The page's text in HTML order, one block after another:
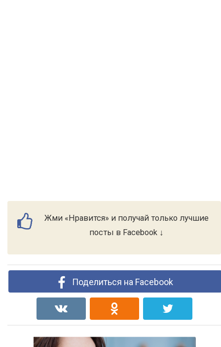
Жми «Нравится» и получай только лучшие
посты в Facebook ↓
Поделиться на Facebook